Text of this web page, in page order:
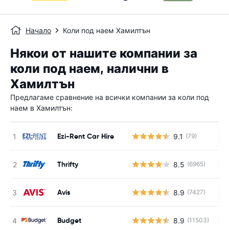
Начало Коли под наем Хамилтън
Някои от нашите компании за
коли под наем, налични в
Хамилтън
Предлагаме сравнение на всички компании за коли под
наем в Хамилтън:
Ezi-Rent Car Hire 9.1 (79)
Thrifty 8.5 (6965)
Avis 8.9 (7427)
Budget 8.9 (11503)